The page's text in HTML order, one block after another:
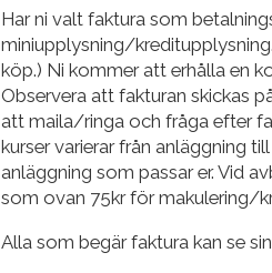
Har ni valt faktura som
miniupplysning/
köp.) Ni kommer att erhålla en
Observera att fakturan skickas
att maila/ringa och fråga efter
kurser varierar från anläggning
anläggning som passar er. Vid
som ovan 75kr för makulering/
Alla som begär faktura kan se